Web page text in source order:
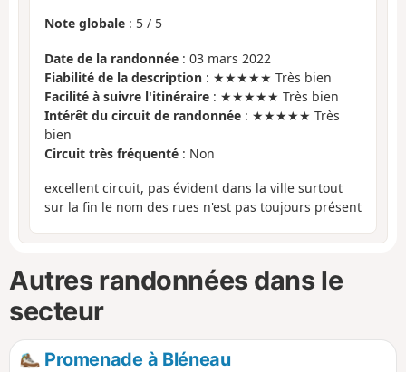
Note globale : 5 / 5
Date de la randonnée : 03 mars 2022
Fiabilité de la description : ★★★★★ Très bien
Facilité à suivre l'itinéraire : ★★★★★ Très bien
Intérêt du circuit de randonnée : ★★★★★ Très
bien
Circuit très fréquenté : Non
excellent circuit, pas évident dans la ville surtout
sur la fin le nom des rues n'est pas toujours présent
Autres randonnées dans le
secteur
Promenade à Bléneau